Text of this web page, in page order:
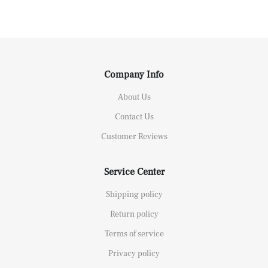
Company Info
About Us
Contact Us
Customer Reviews
Service Center
Shipping policy
Return policy
Terms of service
Privacy policy